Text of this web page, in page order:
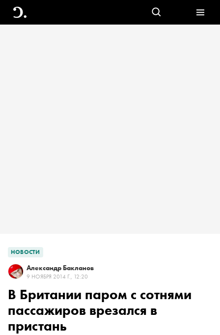
НОВОСТИ
Александр Бакланов
9 НОЯБРЯ 2014 Г., 12:20
В Британии паром с сотнями
пассажиров врезался в
пристань